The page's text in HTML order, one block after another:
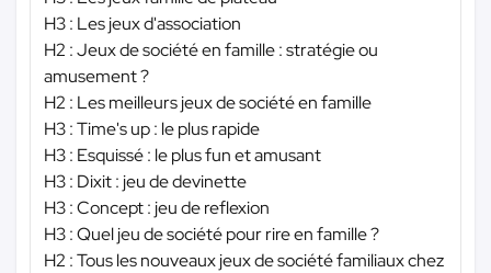
H3 : Les jeux d'association
H2 : Jeux de société en famille : stratégie ou
amusement ?
H2 : Les meilleurs jeux de société en famille
H3 : Time's up : le plus rapide
H3 : Esquissé : le plus fun et amusant
H3 : Dixit : jeu de devinette
H3 : Concept : jeu de reflexion
H3 : Quel jeu de société pour rire en famille ?
H2 : Tous les nouveaux jeux de société familiaux chez